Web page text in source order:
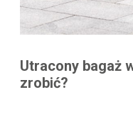
Utracony bagaż
zrobić?